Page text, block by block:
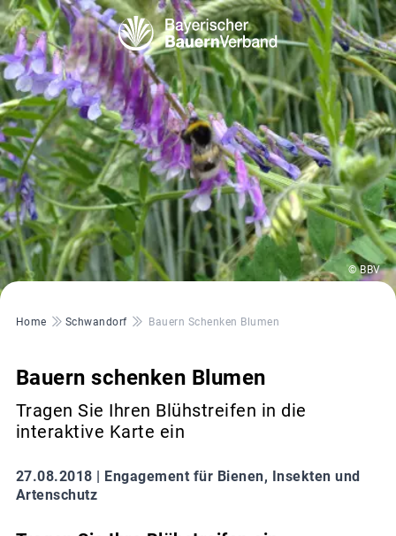
© BBV
Pfadnavigation
Home Schwandorf Bauern Schenken Blumen
Bauern schenken Blumen
Tragen Sie Ihren Blühstreifen in die
interaktive Karte ein
27.08.2018 | Engagement für Bienen, Insekten und
Artenschutz